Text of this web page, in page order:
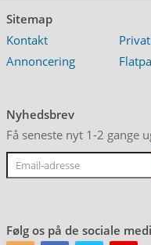
Sitemap
Kontakt
Annoncering
Nyhedsbrev
Få seneste nyt 1-2 gange
Følg os på de sociale